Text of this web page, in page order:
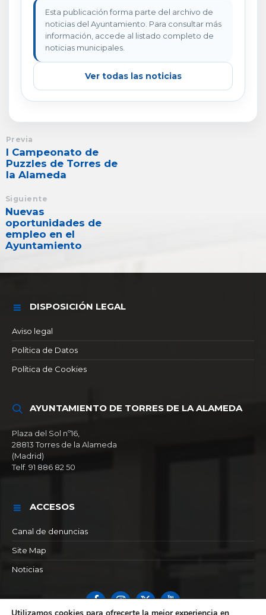
Esta publicación forma parte del archivo de
noticias del Ayuntamiento. Para consultar más
información, accede al listado completo de
noticias municipales.
Ver todas las noticias
Previa
I Campeonato de
Puzzles de Torres de
la Alameda
Siguiente
Nuevas
oportunidades de
empleo en el
Ayuntamiento
DISPOSICIÓN LEGAL
Aviso legal
Política de Datos
Política de Cookies
AYUNTAMIENTO DE TORRES DE LA ALAMEDA
Plaza del Sol nº16,
28813 Torres de la Alameda
(Madrid)
Telf. 91 886 82 50
ACCESOS
Canal de denuncias
Site Map
Noticias
FacebookInstagram
X YouTube